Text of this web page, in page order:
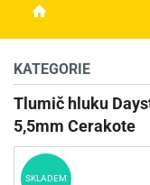
OPTIKA
STŘELIVO
PŘÍSLUŠENSTVÍ
KATEGORIE
Tlumič hluku
5,5mm Cerakote
SKLADEM